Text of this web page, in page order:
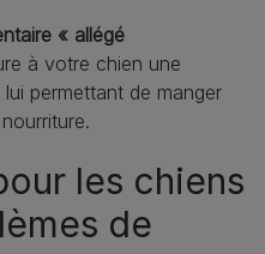
« allégé
à votre chien une
permettant de manger
les chiens
de